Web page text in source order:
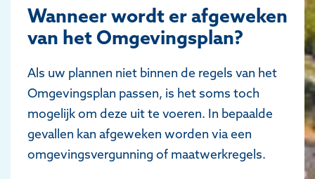
Wanneer wordt er afgeweken
van het Omgevingsplan?
Als uw plannen niet binnen de regels van het
Omgevingsplan passen, is het soms toch
mogelijk om deze uit te voeren. In bepaalde
gevallen kan afgeweken worden via een
omgevingsvergunning of maatwerkregels.